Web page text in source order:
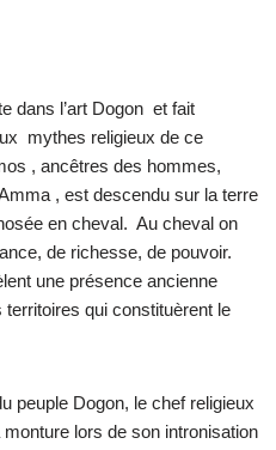
dans l’art Dogon et fait
mythes religieux de ce
, ancêtres des hommes,
, est descendu sur la terre
en cheval. Au cheval on
de richesse, de pouvoir.
une présence ancienne
qui constituèrent le
peuple Dogon, le chef religieux
lors de son intronisation